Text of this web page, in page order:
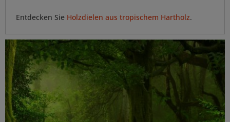
Entdecken Sie Holzdielen aus tropischem Hartholz.